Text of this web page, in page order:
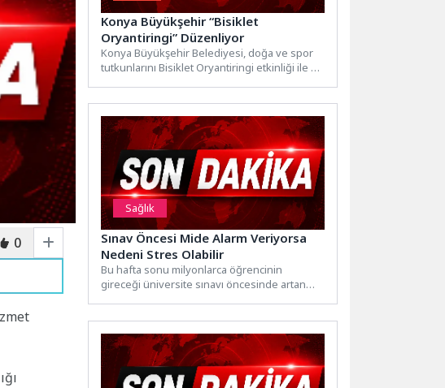
0
Konya Büyükşehir “Bisiklet
Oryantiringi” Düzenliyor
Konya Büyükşehir Belediyesi, doğa ve spor
tutkunlarını Bisiklet Oryantiringi etkinliği ile bir
Sağlık
Sınav Öncesi Mide Alarm Veriyorsa
Nedeni Stres Olabilir
Bu hafta sonu milyonlarca öğrencinin
gireceği üniversite sınavı öncesinde artan